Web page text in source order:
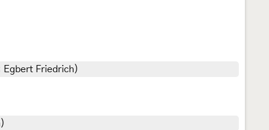
Friedrich)